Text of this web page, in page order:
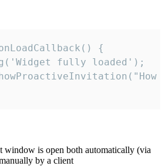
{
fully loaded');
window is open both automatically (via
by a client